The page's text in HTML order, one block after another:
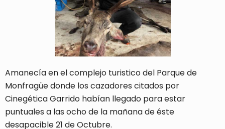
Amanecía en el complejo turistico del Parque de
Monfragüe donde los cazadores citados por
Cinegética Garrido habían llegado para estar
puntuales a las ocho de la mañana de éste
desapacible 21 de Octubre.